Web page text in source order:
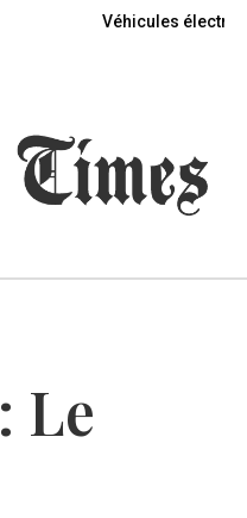
Véhicules
Le